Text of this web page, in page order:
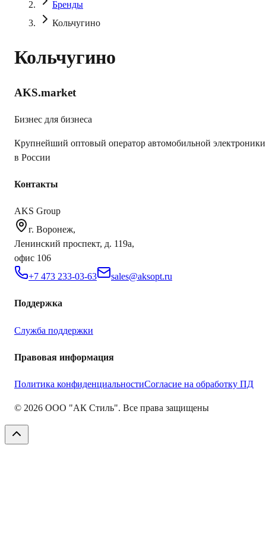
Бренды
Кольчугино
Кольчугино
AKS.market
Бизнес для бизнеса
Крупнейший оптовый оператор автомобильной электроники
в России
Контакты
AKS Group
г. Воронеж,
Ленинский проспект, д. 119а,
офис 106
+7 473 233-03-63
sales@aksopt.ru
Поддержка
Служба поддержки
Правовая информация
Политика конфиденциальностиСогласие на обработку ПД
© 2026 ООО "АК Стиль". Все права защищены